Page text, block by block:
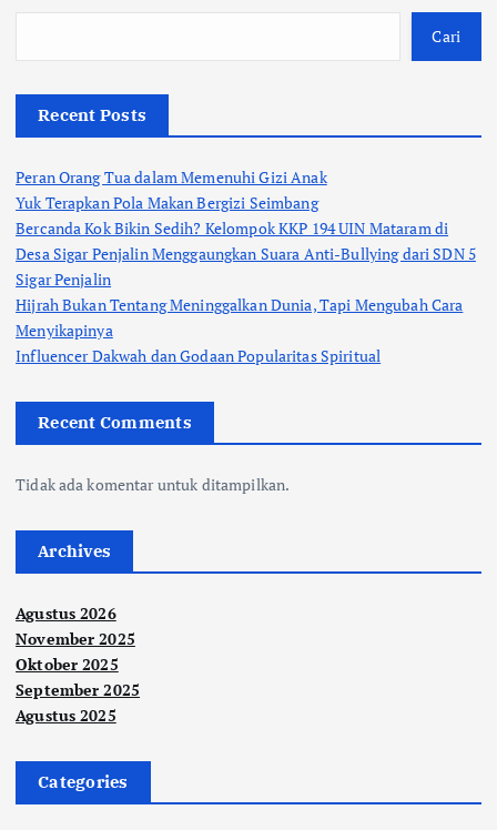
Cari
Recent Posts
Peran Orang Tua dalam Memenuhi Gizi Anak
Yuk Terapkan Pola Makan Bergizi Seimbang
Bercanda Kok Bikin Sedih? Kelompok KKP 194 UIN Mataram di
Desa Sigar Penjalin Menggaungkan Suara Anti-Bullying dari SDN 5
Sigar Penjalin
Hijrah Bukan Tentang Meninggalkan Dunia, Tapi Mengubah Cara
Menyikapinya
Influencer Dakwah dan Godaan Popularitas Spiritual
Recent Comments
Tidak ada komentar untuk ditampilkan.
Archives
Agustus 2026
November 2025
Oktober 2025
September 2025
Agustus 2025
Categories